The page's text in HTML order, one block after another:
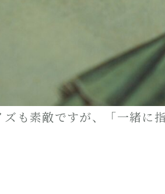
ズも素敵ですが、「一緒に